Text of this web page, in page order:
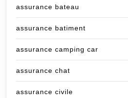
assurance bateau
assurance batiment
assurance camping car
assurance chat
assurance civile